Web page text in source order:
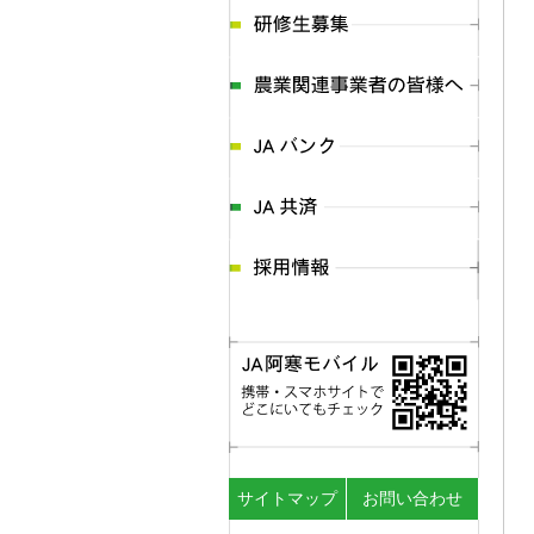
サイトマップ お問い合わせ